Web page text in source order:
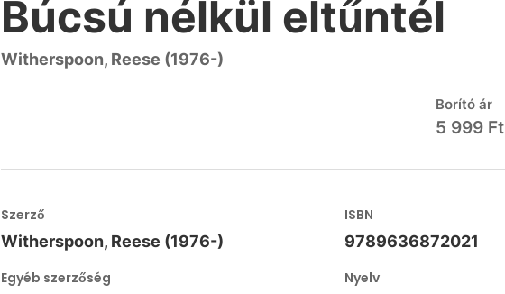
Búcsú nélkül eltűntél
Witherspoon, Reese (1976-)
Borító ár
5 999 Ft
Szerző
Witherspoon, Reese (1976-)
ISBN
9789636872021
Egyéb szerzőség Nyelv